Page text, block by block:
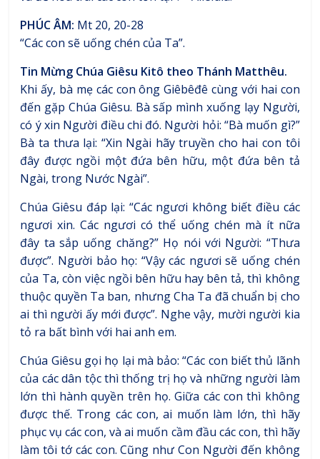
PHÚC ÂM: Mt 20, 20-28
“Các con sẽ uống chén của Ta”.
Tin Mừng Chúa Giêsu Kitô theo Thánh Matthêu.
Khi ấy, bà mẹ các con ông Giêbêđê cùng với hai con
đến gặp Chúa Giêsu. Bà sấp mình xuống lạy Người,
có ý xin Người điều chi đó. Người hỏi: “Bà muốn gì?”
Bà ta thưa lại: “Xin Ngài hãy truyền cho hai con tôi
đây được ngồi một đứa bên hữu, một đứa bên tả
Ngài, trong Nước Ngài”.
Chúa Giêsu đáp lại: “Các ngươi không biết điều các
ngươi xin. Các ngươi có thể uống chén mà ít nữa
đây ta sắp uống chăng?” Họ nói với Người: “Thưa
được”. Người bảo họ: “Vậy các ngươi sẽ uống chén
của Ta, còn việc ngồi bên hữu hay bên tả, thì không
thuộc quyền Ta ban, nhưng Cha Ta đã chuẩn bị cho
ai thì người ấy mới được”. Nghe vậy, mười người kia
tỏ ra bất bình với hai anh em.
Chúa Giêsu gọi họ lại mà bảo: “Các con biết thủ lãnh
của các dân tộc thì thống trị họ và những người làm
lớn thì hành quyền trên họ. Giữa các con thì không
được thế. Trong các con, ai muốn làm lớn, thì hãy
phục vụ các con, và ai muốn cầm đầu các con, thì hãy
làm tôi tớ các con. Cũng như Con Người đến không